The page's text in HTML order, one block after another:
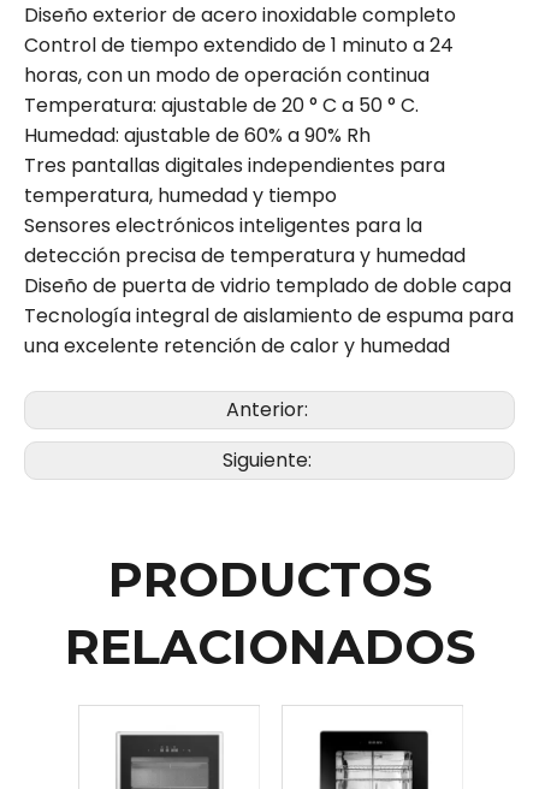
Diseño exterior de acero inoxidable completo
Control de tiempo extendido de 1 minuto a 24
horas, con un modo de operación continua
Temperatura: ajustable de 20 ° C a 50 ° C.
Humedad: ajustable de 60% a 90% Rh
Tres pantallas digitales independientes para
temperatura, humedad y tiempo
Sensores electrónicos inteligentes para la
detección precisa de temperatura y humedad
Diseño de puerta de vidrio templado de doble capa
Tecnología integral de aislamiento de espuma para
una excelente retención de calor y humedad
Anterior:
Siguiente:
PRODUCTOS
RELACIONADOS